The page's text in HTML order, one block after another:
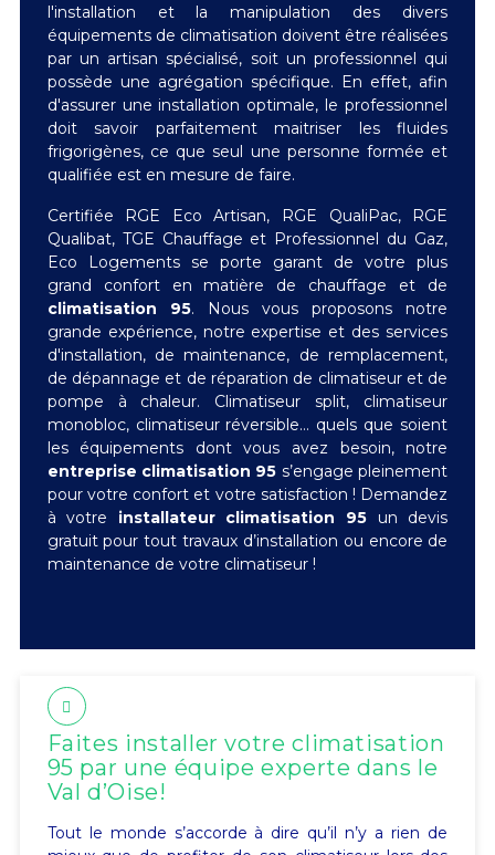
l'installation et la manipulation des divers
équipements de climatisation doivent être réalisées
par un artisan spécialisé, soit un professionnel qui
possède une agrégation spécifique. En effet, afin
d'assurer une installation optimale, le professionnel
doit savoir parfaitement maitriser les fluides
frigorigènes, ce que seul une personne formée et
qualifiée est en mesure de faire.
Certifiée RGE Eco Artisan, RGE QualiPac, RGE
Qualibat, TGE Chauffage et Professionnel du Gaz,
Eco Logements se porte garant de votre plus
grand confort en matière de chauffage et de
climatisation 95. Nous vous proposons notre
grande expérience, notre expertise et des services
d'installation, de maintenance, de remplacement,
de dépannage et de réparation de climatiseur et de
pompe à chaleur. Climatiseur split, climatiseur
monobloc, climatiseur réversible… quels que soient
les équipements dont vous avez besoin, notre
entreprise climatisation 95 s’engage pleinement
pour votre confort et votre satisfaction ! Demandez
à votre installateur climatisation 95 un devis
gratuit pour tout travaux d’installation ou encore de
maintenance de votre climatiseur !
Faites installer votre climatisation
95 par une équipe experte dans le
Val d’Oise!
Tout le monde s’accorde à dire qu’il n’y a rien de